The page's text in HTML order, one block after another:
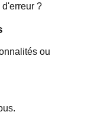
?
ou